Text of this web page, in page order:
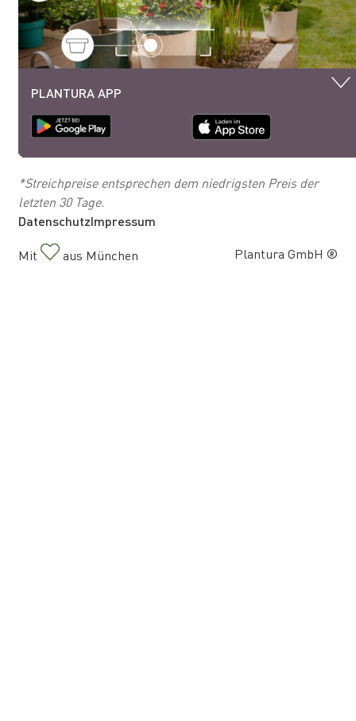
PLANTURA APP
*Streichpreise entsprechen dem niedrigsten Preis der
letzten 30 Tage.
Plantura GmbH ®
Mit aus München
DatenschutzImpressum